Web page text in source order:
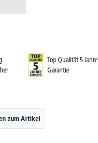
Top Qualität 5 Jahre
Garantie
zum Artikel